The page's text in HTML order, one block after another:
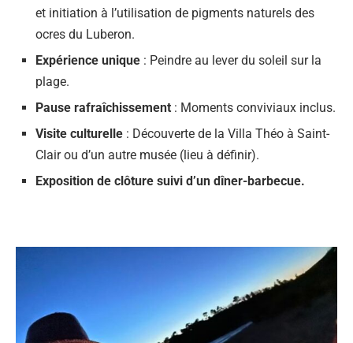
et initiation à l’utilisation de pigments naturels des
ocres du Luberon.
Expérience unique : Peindre au lever du soleil sur la
plage.
Pause rafraîchissement : Moments conviviaux inclus.
Visite culturelle : Découverte de la Villa Théo à Saint-
Clair ou d’un autre musée (lieu à définir).
Exposition de clôture suivi d’un dîner-barbecue.